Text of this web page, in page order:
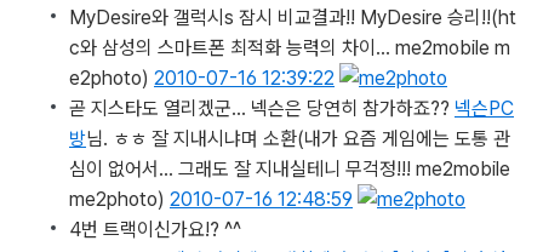
MyDesire와 갤럭시s 잠시 비교결과!! MyDesire 승리!!(ht
c와 삼성의 스마트폰 최적화 능력의 차이... me2mobile m
e2photo) 2010-07-16 12:39:22
곧 지스타도 열리겠군… 넥슨은 당연히 참가하죠?? 넥슨PC
방님. ㅎㅎ 잘 지내시냐며 소환(내가 요즘 게임에는 도통 관
심이 없어서... 그래도 잘 지내실테니 무걱정!!! me2mobile
me2photo) 2010-07-16 12:48:59
4번 트랙이신가요!? ^^